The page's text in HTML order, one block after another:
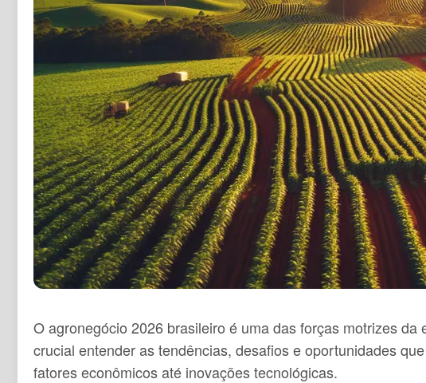
O agronegócio 2026 brasileiro é uma das forças motrizes
crucial entender as tendências, desafios e oportunidades
fatores econômicos até inovações tecnológicas.